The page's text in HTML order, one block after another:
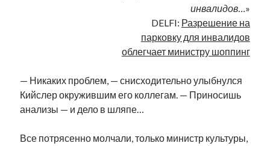
Метки
radio narva takinada андрус ансип
инвалидов…»
DELFI: Разрешение на
парковку для инвалидов
облегчает министру шоппинг
— Никаких проблем, — снисходительно улыбнулся
Кийслер окружившим его коллегам. — Приносишь
анализы — и дело в шляпе…
Все потрясенно молчали, только министр культуры,